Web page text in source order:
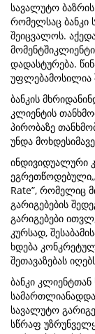
სავალუტო
რომელსაც ბანკი
შეიცვალოს.
დადასტურება.
უფლებამოსილია
ბანკის
კლიენტის
პირობაზე
უნდა
ინდივიდუალური
Rate”, რომელიც
გარიგებების
გარიგებები
კურსად,
ხდება
შეთავაზებას
ბანკი
სავალუტო
სწრაფ